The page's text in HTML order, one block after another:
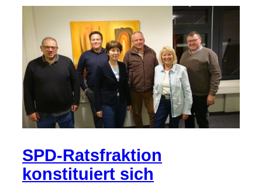
SPD-Ratsfraktion
konstituiert sich